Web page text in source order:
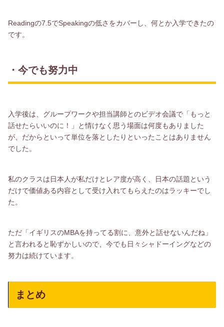
Readingの7.5でSpeakingの低さをカバーし、何とか入学できたの
です。
・今でも努力中
入学後は、グループワークや担当講師とのビデオ会議で「もっと
話せたらいいのに！」と情けなく思う場面は何度もありました
が、だからといって単位を落としたりといったことはありません
でした。
私のクラスは日本人が私だけとレア度が高く、日本の話題という
だけで価値ある内容として受け入れてもらえたのはラッキーでし
た。
ただ「イギリスのMBAを持ってる割に、意外と話せないんだね」
と言われると恥ずかしいので、今でも日々シャドーイングなどの
努力は続けています。
まとめ